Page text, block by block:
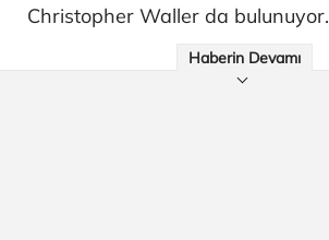
Christopher Waller da bulunuyor.
Haberin Devamı